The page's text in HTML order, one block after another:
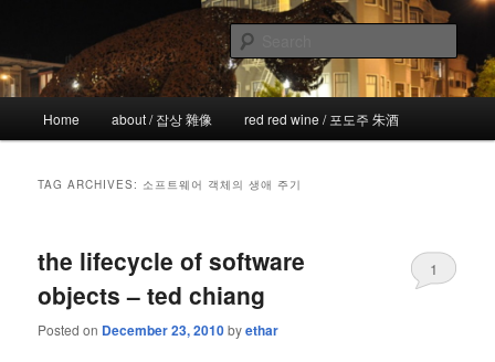
primary
content
secondary
content!wicked
the more I see the less I know
Home about / 잡상 雜像 red red wine / 포도주 朱酒
TAG ARCHIVES: 소프트웨어 객체의 생애 주기
the lifecycle of software
objects – ted chiang
Posted on December 23, 2010byethar
1